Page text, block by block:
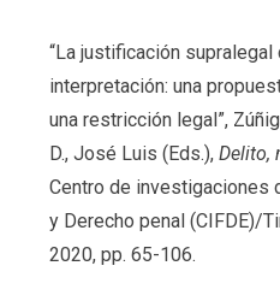
“La justificación
interpretación: una
una restricción legal”,
D., José Luis (Eds.), Delito,
Centro de investigaciones
y Derecho penal (CIFDE)/
2020, pp. 65-106.